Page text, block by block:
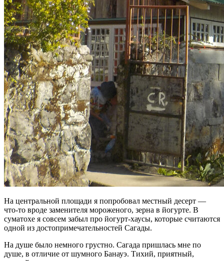
На центральной площади я попробовал местный десерт —
что-то вроде заменителя мороженого, зерна в йогурте. В
суматохе я совсем забыл про йогурт-хаусы, которые считаются
одной из достопримечательностей Сагады.
На душе было немного грустно. Сагада пришлась мне по
душе, в отличие от шумного Банауэ. Тихий, приятный,